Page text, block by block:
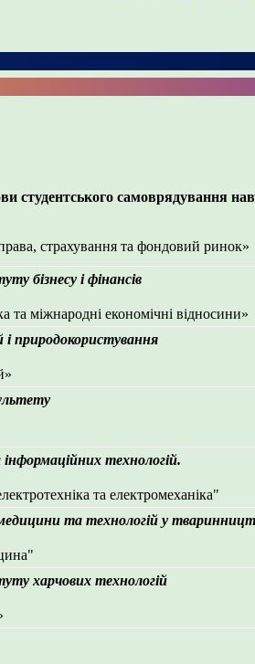
студентського самоврядування
страхування та фондовий ринок»
бізнесу і фінансів
та міжнародні економічні відносини»
і природокористування
технологій.
та електромеханіка"
та технологій у
харчових технологій